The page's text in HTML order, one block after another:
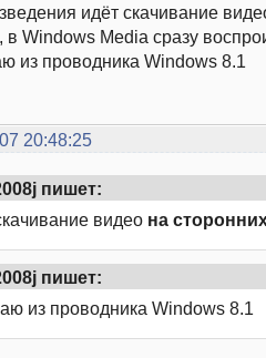
идёт скачивание
в Windows Media сразу
из проводника Windows 8.1
20:48:25
пишет:
видео на
пишет:
из проводника Windows 8.1